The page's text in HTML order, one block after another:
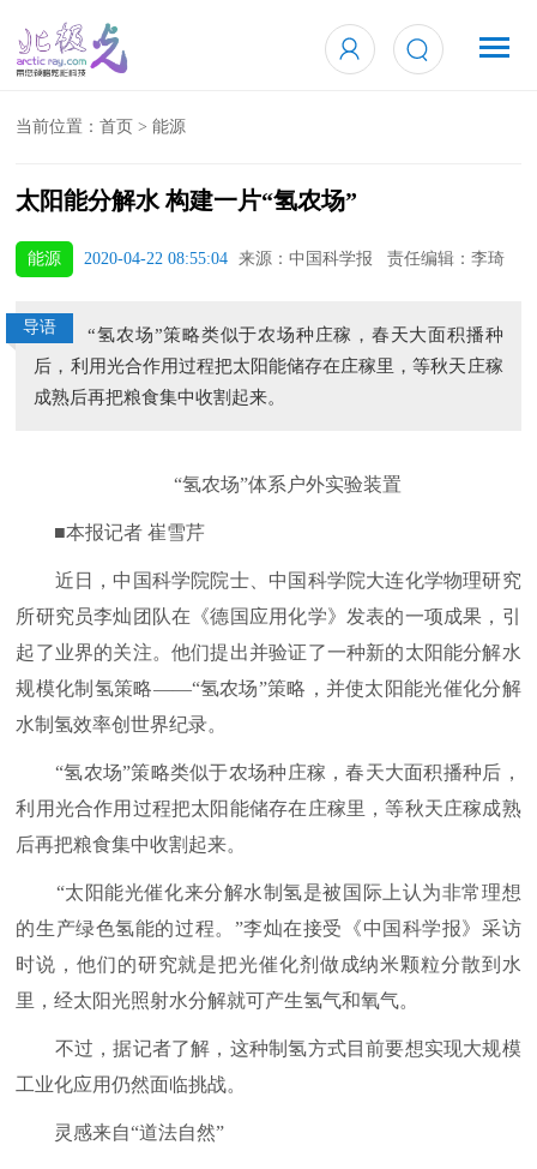
当前位置：首页 >能源
太阳能分解水 构建一片“氢农场”
能源 2020-04-22 08:55:04 来源：中国科学报 责任编辑：李琦
导语
“氢农场”策略类似于农场种庄稼，春天大面积播种
后，利用光合作用过程把太阳能储存在庄稼里，等秋天庄稼
成熟后再把粮食集中收割起来。
“氢农场”体系户外实验装置
■本报记者 崔雪芹
近日，中国科学院院士、中国科学院大连化学物理研究
所研究员李灿团队在《德国应用化学》发表的一项成果，引
起了业界的关注。他们提出并验证了一种新的太阳能分解水
规模化制氢策略——“氢农场”策略，并使太阳能光催化分解
水制氢效率创世界纪录。
“氢农场”策略类似于农场种庄稼，春天大面积播种后，
利用光合作用过程把太阳能储存在庄稼里，等秋天庄稼成熟
后再把粮食集中收割起来。
“太阳能光催化来分解水制氢是被国际上认为非常理想
的生产绿色氢能的过程。”李灿在接受《中国科学报》采访
时说，他们的研究就是把光催化剂做成纳米颗粒分散到水
里，经太阳光照射水分解就可产生氢气和氧气。
不过，据记者了解，这种制氢方式目前要想实现大规模
工业化应用仍然面临挑战。
灵感来自“道法自然”